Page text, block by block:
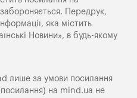
Передрук,
яка містить
Новини», в будь-якому
лише за умови посилання
на mind.ua не